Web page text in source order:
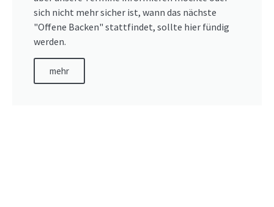
sich nicht mehr sicher ist, wann das nächste
"Offene Backen" stattfindet, sollte hier fündig
werden.
mehr